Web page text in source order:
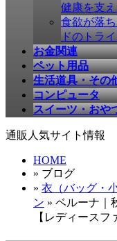
健康を支
食欲が落
ドのトラ
お金関連
ペット用品
生活道具・その
コンピュータ
スイーツ・おや
通販人気サイト情報
HOME
» ブログ
» 衣（バッグ・
ン » ベルーナ｜
【レディースフ